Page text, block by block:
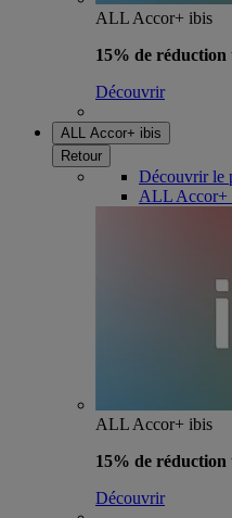
ALL Accor+ ibis
15% de réduction
Découvrir
ALL Accor+ ibis
Retour
Découvrir le
ALL Accor+
ALL Accor+ ibis
15% de réduction
Découvrir